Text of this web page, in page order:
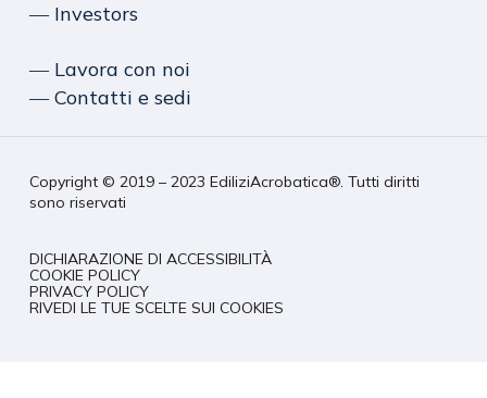
― Investors
― Lavora con noi
― Contatti e sedi
Copyright © 2019 – 2023 EdiliziAcrobatica®. Tutti diritti
sono riservati
DICHIARAZIONE DI ACCESSIBILITÀ
COOKIE POLICY
PRIVACY POLICY
RIVEDI LE TUE SCELTE SUI COOKIES